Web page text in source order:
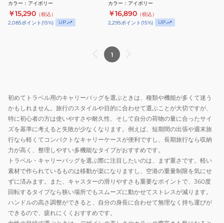
6304-61 IVO
カラー ： アイボリー
￥15,290 （税込）
2,085ポイント (15%) UP
72 IVO
カラー ： アイボリー
￥16,890 （税込）
2,295ポイント (15%) UP
1
初めてトラベル用のキャリーバッグを選ぶときは、種類や機能が多くて迷う
かもしれません。旅行のスタイルや目的に合わせて選ぶことが大切ですが、
特に初心者の方は使いやすさや耐久性、そして自分の荷物の量に合ったサイ
ズを基準に考えると失敗が少なくなります。例えば、短期間の出張や週末旅
行なら軽くてコンパクトなキャリーケースが便利ですし、長期旅行なら収納
力が高く、整理しやすい多機能なタイプがおすすめです。
トラベル・キャリーバッグを選ぶ際に注目したいのは、まず重さです。軽い
素材で作られているものは移動が楽になりますし、空港の重量制限を気にせ
ずに済みます。また、キャスターの滑りやすさも重要なポイントで、360度
回転するタイプなら狭い場所でもスムーズに動かせてストレスが減ります。
ハンドルの高さ調整ができると、自分の身長に合わせて無理なく持ち運びが
できるので、疲れにくくおすすめです。